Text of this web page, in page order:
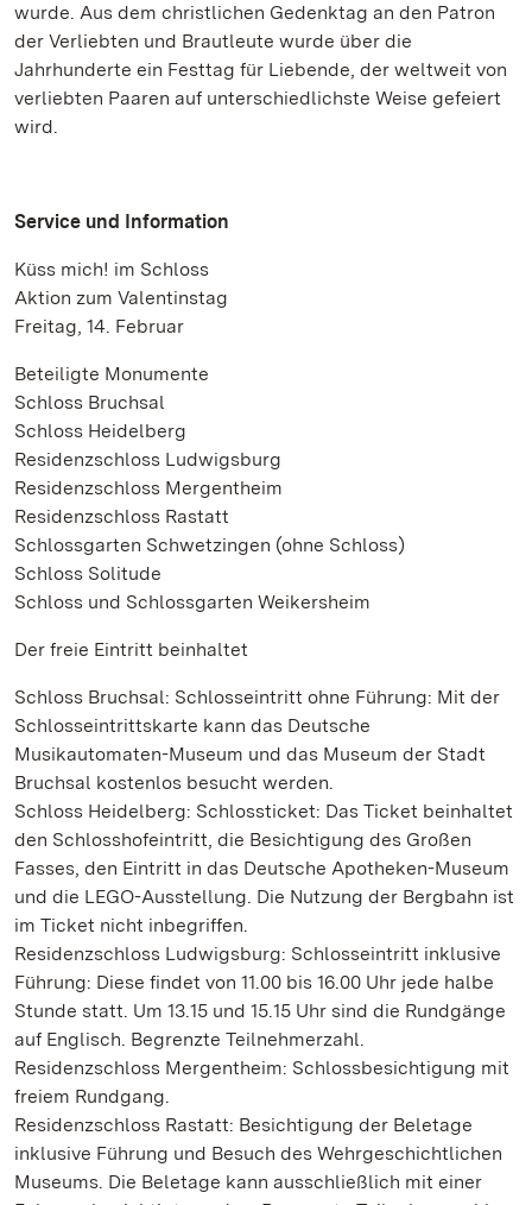
wurde. Aus dem christlichen Gedenktag an den Patron
der Verliebten und Brautleute wurde über die
Jahrhunderte ein Festtag für Liebende, der weltweit von
verliebten Paaren auf unterschiedlichste Weise gefeiert
wird.
Service und Information
Küss mich! im Schloss
Aktion zum Valentinstag
Freitag, 14. Februar
Beteiligte Monumente
Schloss Bruchsal
Schloss Heidelberg
Residenzschloss Ludwigsburg
Residenzschloss Mergentheim
Residenzschloss Rastatt
Schlossgarten Schwetzingen (ohne Schloss)
Schloss Solitude
Schloss und Schlossgarten Weikersheim
Der freie Eintritt beinhaltet
Schloss Bruchsal: Schlosseintritt ohne Führung: Mit der
Schlosseintrittskarte kann das Deutsche
Musikautomaten-Museum und das Museum der Stadt
Bruchsal kostenlos besucht werden.
Schloss Heidelberg: Schlossticket: Das Ticket beinhaltet
den Schlosshofeintritt, die Besichtigung des Großen
Fasses, den Eintritt in das Deutsche Apotheken-Museum
und die LEGO-Ausstellung. Die Nutzung der Bergbahn ist
im Ticket nicht inbegriffen.
Residenzschloss Ludwigsburg: Schlosseintritt inklusive
Führung: Diese findet von 11.00 bis 16.00 Uhr jede halbe
Stunde statt. Um 13.15 und 15.15 Uhr sind die Rundgänge
auf Englisch. Begrenzte Teilnehmerzahl.
Residenzschloss Mergentheim: Schlossbesichtigung mit
freiem Rundgang.
Residenzschloss Rastatt: Besichtigung der Beletage
inklusive Führung und Besuch des Wehrgeschichtlichen
Museums. Die Beletage kann ausschließlich mit einer